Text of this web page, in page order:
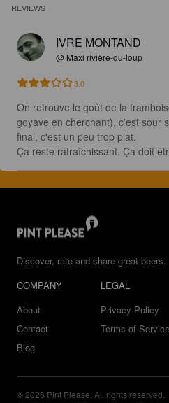
REVIEWS
IVRE MONTAND
@ Maxi rivière-du-loup
3.0
On retrouve le goût de la
goyave en cherchant), c'est sour
final, c'est un peu trop plat.
Ça reste rafraîchissant. Ça doit
Discover, rate and share great beers.
COMPANY
About
Contact
Blog
LEGAL
Privacy Policy
Terms of Service
© 2026 Pint Please. All rights reserved.